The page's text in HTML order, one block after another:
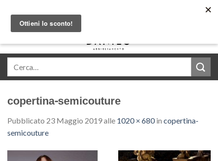
content
copertina-semicouture
Pubblicato 23 Maggio 2019alle 1020 × 680in copertina-
semicouture